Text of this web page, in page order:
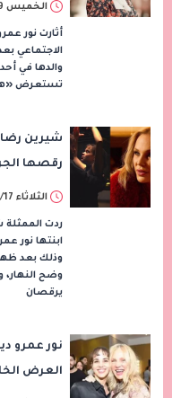
الخميس 19/يونيو/2025 - 10:03 ص
أثارت نور
الاجتماعي
والدها في
تستعرض «هير
شيرين
رقصها
الثلاثاء 17/يونيو/2025 - 09:02 م
ردت
ابنتها نور
وذلك بعد
وضح النهار،
يرقصان
نور عمرو
العرض